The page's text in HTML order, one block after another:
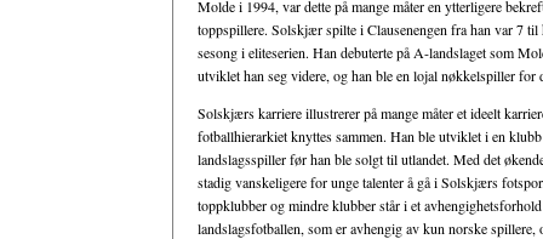
Molde i 1994, var dette på mange måter en ytterligere
toppspillere. Solskjær spilte i Clausenengen fra han var 7
sesong i eliteserien. Han debuterte på A-landslaget som
utviklet han seg videre, og han ble en lojal nøkkelspiller for
Solskjærs karriere illustrerer på mange måter et ideelt
fotballhierarkiet knyttes sammen. Han ble utviklet i en
landslagsspiller før han ble solgt til utlandet. Med det
stadig vanskeligere for unge talenter å gå i Solskjærs
toppklubber og mindre klubber står i et
landslagsfotballen, som er avhengig av kun norske